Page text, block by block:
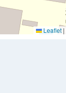
Leaflet |